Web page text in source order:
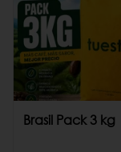
Brasil Pack 3 kg